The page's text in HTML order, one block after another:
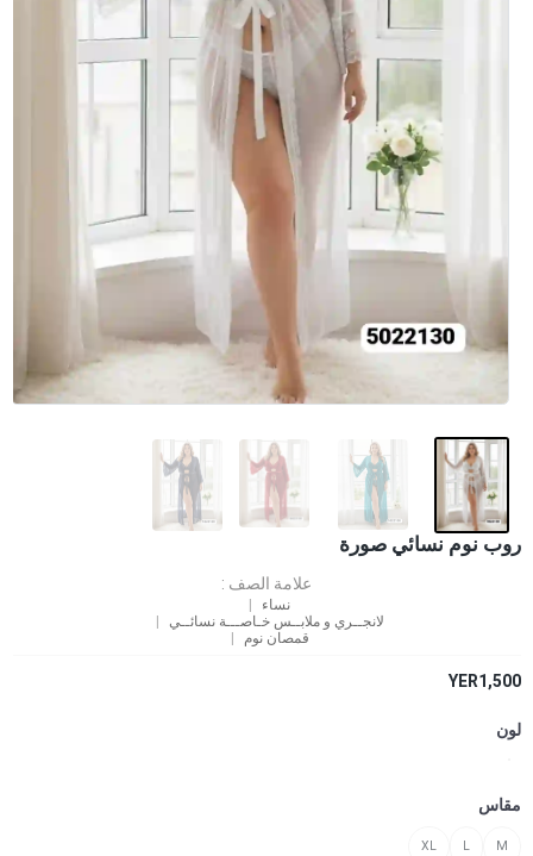
روب نوم نسائي صورة
علامة الصف :
نساء
لانجــري و ملابــس خـاصـــة نسائــي
قمصان نوم
YER1,500
لون
مقاس
M
L
XL